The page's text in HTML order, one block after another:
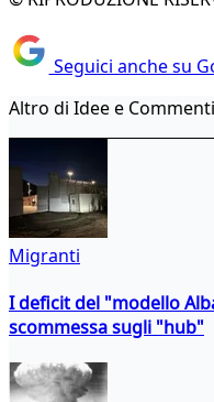
Seguici anche su
Altro di Idee e Commenti
Migranti
I deficit del "modello
scommessa sugli "hub"